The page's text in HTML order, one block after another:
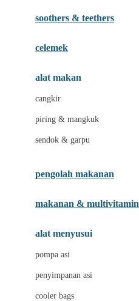
I
Inlacta DHA
Ivenet
Joolz
soothers & teethers
celemek
alat makan
cangkir
piring & mangkuk
sendok & garpu
pengolah makanan
makanan & multivitamin
alat menyusui
pompa asi
penyimpanan asi
cooler bags